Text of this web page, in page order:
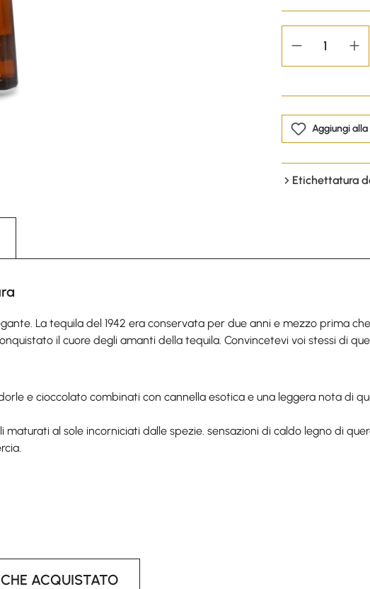
Aggiungi
Etichettatura
La tequila del 1942 era conservata per due anni e mezzo prima
il cuore degli amanti della tequila. Convincetevi voi stessi di
e cioccolato combinati con cannella esotica e una leggera nota di
al sole incorniciati dalle spezie. sensazioni di caldo legno di
ACQUISTATO